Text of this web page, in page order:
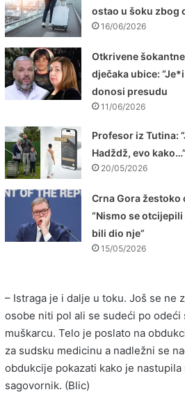
ostao u šoku zbog
16/06/2026
Otkrivene
dječaka ubice:
donosi presudu
11/06/2026
Profesor iz Tutina:
Hadždž, evo kako…”
20/05/2026
Crna Gora
“Nismo se
bili dio nje”
15/05/2026
– Istraga je i dalje u toku. Još se ne
osobe niti pol ali se sudeći po odeći
muškarcu. Telo je poslato na
za sudsku medicinu a nadležni se
obdukcije pokazati kako je nastupila
sagovornik. (Blic)